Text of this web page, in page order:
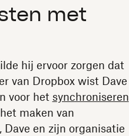
met
hij ervoor zorgen dat
van Dropbox wist Dave
voor het synchroniseren
maken van
en zijn organisatie